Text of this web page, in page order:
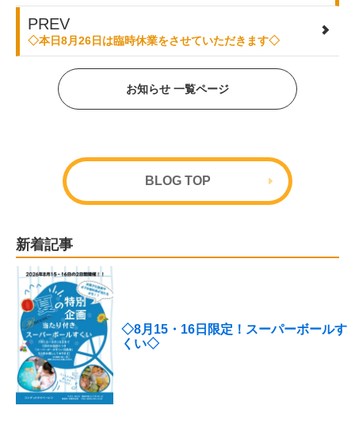
PREV
◇本日8月26日は臨時休業をさせていただきます◇
お知らせ 一覧ページ
BLOG TOP
新着記事
◇8月15・16日限定！スーパーボールす
くい◇